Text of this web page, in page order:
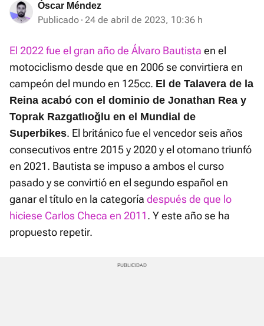
Óscar Méndez
Publicado 24 de abril de 2023, 10:36 h
El 2022 fue el gran año de Álvaro Bautista en el
motociclismo desde que en 2006 se convirtiera en
campeón del mundo en 125cc. E l de Talavera de la
Reina acabó con el dominio de Jonathan Rea y
Toprak Razgatlıoğlu en el Mundial de
Superbikes. El británico fue el vencedor seis años
consecutivos entre 2015 y 2020 y el otomano triunfó
en 2021. Bautista se impuso a ambos el curso
pasado y se convirtió en el segundo español en
ganar el título en la categoría después de que lo
hiciese Carlos Checa en 2011. Y este año se ha
propuesto repetir.